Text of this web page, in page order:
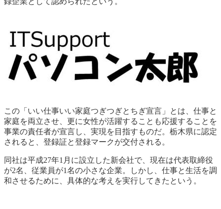
この「いい仕事いい家庭つぎつぎとちぎ宣言」とは、仕事と
家庭を両立させ、更に女性が活躍することも応援することを
事業の責任者が宣言し、実現を目指すものだ。栃木県に認定
されると、登録証と登録マークが交付される。
同社は平成27年1月に設立した新会社で、現在は代表取締役
が2名、従業員が1名の小さな企業。しかし、仕事と生活を調
和させるために、具体的な考えを実行してきたという。